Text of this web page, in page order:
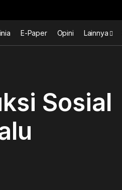
E-Paper Opini Lainnya
Sosial